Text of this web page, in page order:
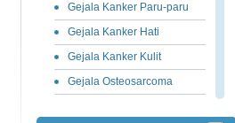
Gejala Kanker Paru-paru
Gejala Kanker Hati
Gejala Kanker Kulit
Gejala Osteosarcoma